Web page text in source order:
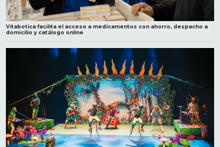
Vitabotica facilita el acceso a medicamentos con ahorro, despacho a
domicilio y catálogo online